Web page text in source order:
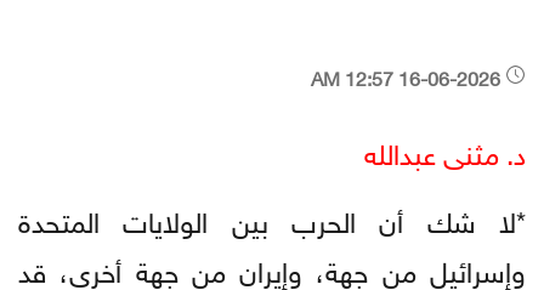
د. مثنى عبدالله
*لا شك أن الحرب بين الولايات المتحدة
وإسرائيل من جهة، وإيران من جهة أخرى، قد